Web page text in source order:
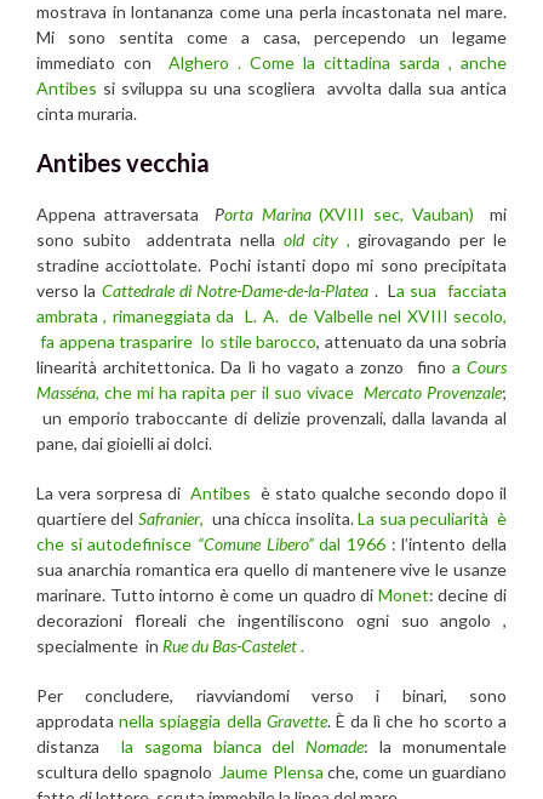
mostrava in lontananza come una perla incastonata nel mare.
Mi sono sentita come a casa, percependo un legame
immediato con Alghero . Come la cittadina sarda , anche
Antibes si sviluppa su una scogliera avvolta dalla sua antica
cinta muraria.
Antibes vecchia
Appena attraversata Porta Marina(XVIII sec, Vauban)
mi
sono subito addentrata nella old city, girovagando per le
stradine acciottolate. Pochi istanti dopo mi sono precipitata
verso la Cattedrale di Notre-Dame-de-la-Platea . La sua facciata
ambrata , rimaneggiata da L. A. de Valbelle nel XVIII secolo,
fa appena trasparire lo stile barocco, attenuato da una sobria
linearità architettonica. Da lì ho vagato a zonzo fino aCours
Masséna, che mi ha rapita per il suo vivace Mercato Provenzale;
un emporio traboccante di delizie provenzali, dalla lavanda al
pane, dai gioielli ai dolci.
La vera sorpresa di Antibes è stato qualche secondo dopo il
quartiere del Safranier, una chicca insolita.La sua peculiarità è
che si autodefinisce “Comune Libero”dal 1966 : l’intento della
sua anarchia romantica era quello di mantenere vive le usanze
marinare. Tutto intorno è come un quadro di Monet: decine di
decorazioni floreali che ingentiliscono ogni suo angolo ,
specialmente in Rue du Bas-Castelet.
Per concludere, riavviandomi verso i binari, sono
approdatanella spiaggia della Gravette. È da lì che ho scorto a
distanza la sagoma bianca delNomade: la monumentale
scultura dello spagnoloJaume Plensa che, come un guardiano